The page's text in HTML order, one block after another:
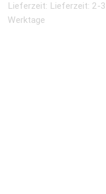
Lieferzeit: Lieferzeit: 2-3
Werktage